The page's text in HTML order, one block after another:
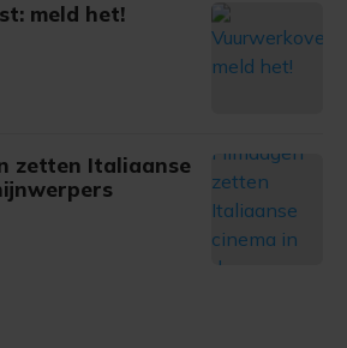
meld het!
zetten Italiaanse